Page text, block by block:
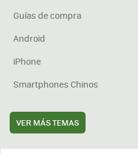
Guías de compra
Android
iPhone
Smartphones Chinos
VER MÁS TEMAS